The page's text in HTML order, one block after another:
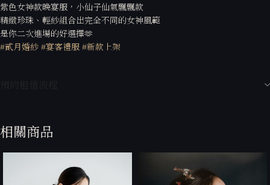
紫色女神款晚宴服，小仙子仙氣飄飄款
精緻珍珠、輕紗組合出完全不同的女神風範
是你二次進場的好選擇🫶
#貳月婚紗 #宴客禮服 #新款上架
相關商品